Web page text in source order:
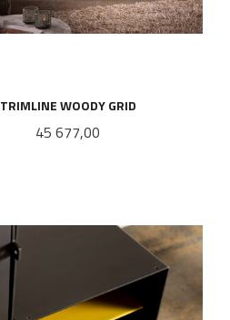
TRIMLINE WOODY GRID
Pris
45 677,00